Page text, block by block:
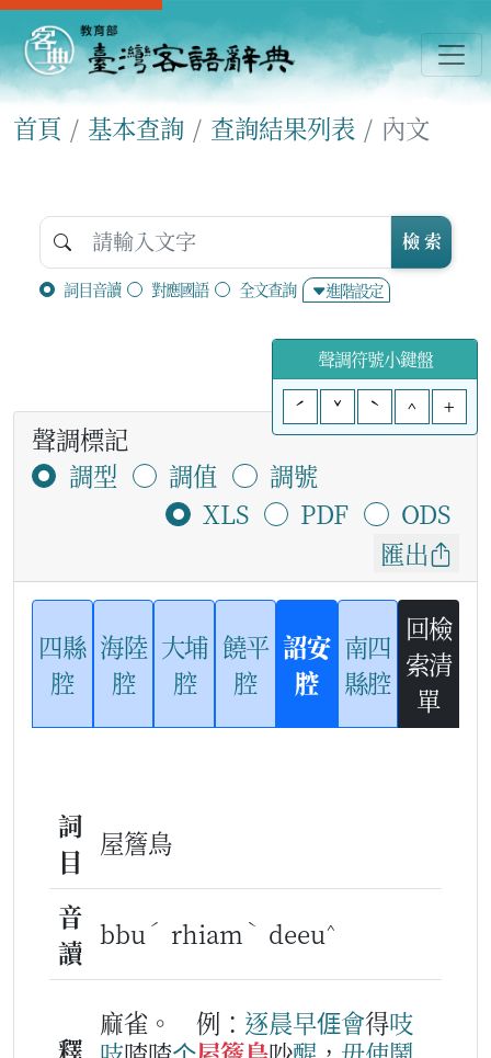
首頁 基本查詢 查詢結果列表 內文
詞目音讀 對應國語 全文查詢 進階設定
檢 索
聲調符號小鍵盤
ˊ
ˇ ˋ ^ +
聲調標記
調型
調值
調號
XLS
PDF
ODS
匯出
四縣
腔
海陸
腔
大埔
腔
饒平
腔
詔安
腔
南四
縣腔
回檢
索清
單
詞
目
屋簷鳥
音
讀
bbu ˊ rhiam ˋ deeu^
釋
麻雀。 例： 逐晨早𠊎會得吱